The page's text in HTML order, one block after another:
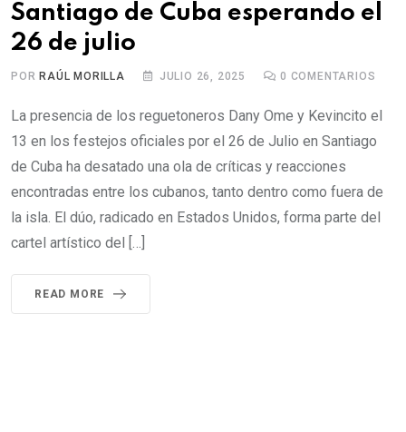
Santiago de Cuba esperando el
26 de julio
POR RAÚL MORILLA JULIO 26, 2025 0 COMENTARIOS
La presencia de los reguetoneros Dany Ome y Kevincito el
13 en los festejos oficiales por el 26 de Julio en Santiago
de Cuba ha desatado una ola de críticas y reacciones
encontradas entre los cubanos, tanto dentro como fuera de
la isla. El dúo, radicado en Estados Unidos, forma parte del
cartel artístico del […]
READ MORE